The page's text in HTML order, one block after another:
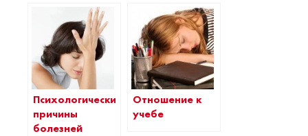
Психологические
причины
болезней
Отношение к
учебе